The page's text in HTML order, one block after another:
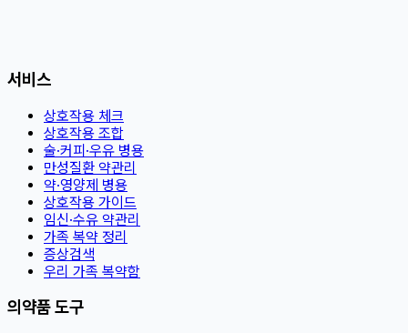
서비스
상호작용 체크
상호작용 조합
술·커피·우유 병용
만성질환 약관리
약·영양제 병용
상호작용 가이드
임신·수유 약관리
가족 복약 정리
증상검색
우리 가족 복약함
의약품 도구